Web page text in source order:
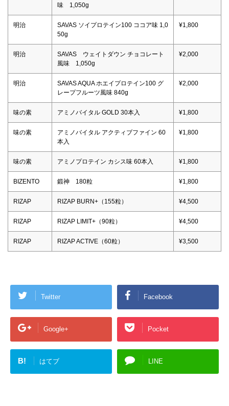
味 1,050g
明治
SAVAS ソイプロテイン100 ココア味 1,0
50g
¥1,800
明治
SAVAS ウェイトダウン チョコレート
風味 1,050g
¥2,000
明治
SAVAS AQUA ホエイプロテイン100 グ
レープフルーツ風味 840g
¥2,000
味の素 アミノバイタル GOLD 30本入 ¥1,800
味の素
アミノバイタル アクティブファイン 60
本入
¥1,800
味の素 アミノプロテイン カシス味 60本入 ¥1,800
BIZENTO 鍛神 180粒 ¥1,800
RIZAP RIZAP BURN+（155粒） ¥4,500
RIZAP RIZAP LIMIT+（90粒） ¥4,500
RIZAP RIZAP ACTIVE（60粒） ¥3,500
Twitter Facebook
Google+ Pocket
B! はてブ LINE